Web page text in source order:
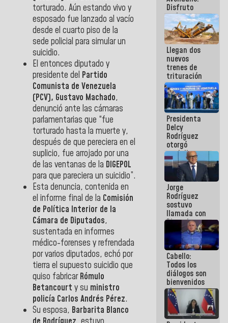
torturado. Aún estando vivo y
esposado fue lanzado al vacío
desde el cuarto piso de la
sede policial para simular un
suicidio.
El entonces diputado y
presidente del Partido
Comunista de Venezuela
(PCV), Gustavo Machado,
denunció ante las cámaras
parlamentarias que “fue
torturado hasta la muerte y,
después de que pereciera en el
suplicio, fue arrojado por una
de las ventanas de la DIGEPOL
para que pareciera un suicidio”.
Esta denuncia, contenida en
el informe final de la Comisión
de Política Interior de la
Cámara de Diputados,
sustentada en informes
médico-forenses y refrendada
por varios diputados, echó por
tierra el supuesto suicidio que
quiso fabricar Rómulo
Betancourt y su ministro
policía Carlos Andrés Pérez.
Su esposa, Barbarita Blanco
Disfruto
cada vez
que escribes
porque lo
que haces
es
embarrarla
Llegan dos
nuevos
trenes de
trituración
para
optimizar
manejo de
escombros
en La Guaira
Presidenta
Delcy
Rodríguez
otorgó
medalla
"Héroe de
Venezuela"
a servidores
públicos
Jorge
Rodríguez
sostuvo
llamada con
Dinorah
Figuera y
acuerdan
primer
encuentro
presencial
para el
diálogo
Cabello:
Todos los
diálogos son
bienvenidos
siempre que
estén en el
marco de la
Constitución